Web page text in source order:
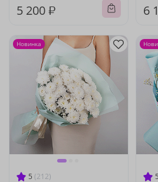
5 200 ₽ 6
5 (212)
Новинка
5